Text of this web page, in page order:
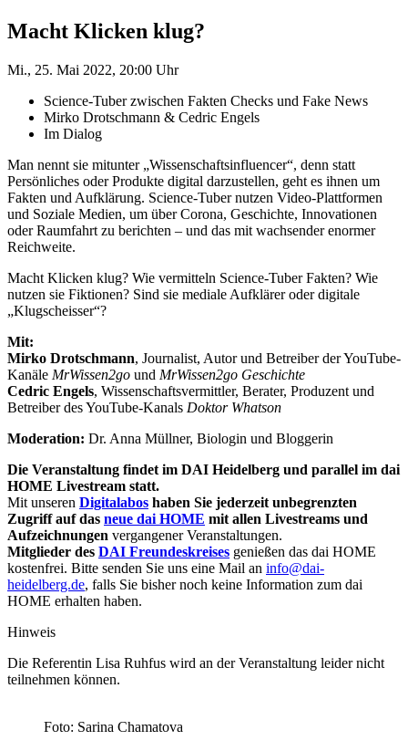
Macht Klicken klug?
Mi., 25. Mai 2022, 20:00 Uhr
Science-Tuber zwischen Fakten Checks und Fake News
Mirko Drotschmann & Cedric Engels
Im Dialog
Man nennt sie mitunter „Wissenschaftsinfluencer“, denn statt
Persönliches oder Produkte digital darzustellen, geht es ihnen um
Fakten und Aufklärung. Science-Tuber nutzen Video-Plattformen
und Soziale Medien, um über Corona, Geschichte, Innovationen
oder Raumfahrt zu berichten – und das mit wachsender enormer
Reichweite.
Macht Klicken klug? Wie vermitteln Science-Tuber Fakten? Wie
nutzen sie Fiktionen? Sind sie mediale Aufklärer oder digitale
„Klugscheisser“?
Mit:
Mirko Drotschmann, Journalist, Autor und Betreiber der YouTube-
Kanäle MrWissen2go und MrWissen2go Geschichte
Cedric Engels, Wissenschaftsvermittler, Berater, Produzent und
Betreiber des YouTube-Kanals Doktor Whatson
Moderation: Dr. Anna Müllner, Biologin und Bloggerin
Die Veranstaltung findet im DAI Heidelberg und parallel im dai
HOME Livestream statt.
Mit unseren Digitalabos haben Sie jederzeit unbegrenzten
Zugriff auf das neue dai HOME mit allen Livestreams und
Aufzeichnungen vergangener Veranstaltungen.
Mitglieder des DAI Freundeskreises genießen das dai HOME
kostenfrei. Bitte senden Sie uns eine Mail an info@dai-
heidelberg.de, falls Sie bisher noch keine Information zum dai
HOME erhalten haben.
Hinweis
Die Referentin Lisa Ruhfus wird an der Veranstaltung leider nicht
teilnehmen können.
Foto: Sarina Chamatova